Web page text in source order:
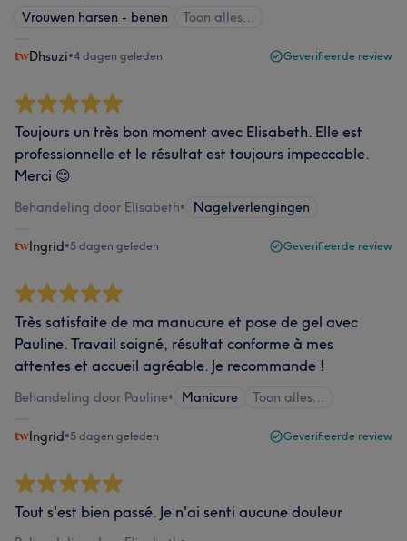
Vrouwen harsen - benen
Toon alles…
Dhsuzi•4 dagen geleden Geverifieerde review
Toujours un très bon moment avec Elisabeth. Elle est
professionnelle et le résultat est toujours impeccable.
Merci 😊
Behandeling door Elisabeth• Nagelverlengingen
Ingrid•5 dagen geleden Geverifieerde review
Très satisfaite de ma manucure et pose de gel avec
Pauline. Travail soigné, résultat conforme à mes
attentes et accueil agréable. Je recommande !
Behandeling door Pauline• Manicure Toon alles…
Ingrid•5 dagen geleden Geverifieerde review
Tout s'est bien passé. Je n'ai senti aucune douleur